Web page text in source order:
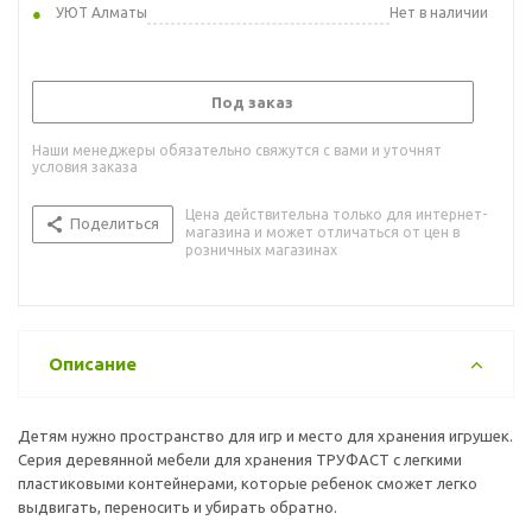
УЮТ Алматы
Нет в наличии
Под заказ
Наши менеджеры обязательно свяжутся с вами и уточнят
условия заказа
Поделиться
Цена действительна только для интернет-
магазина и может отличаться от цен в
розничных магазинах
Описание
Детям нужно пространство для игр и место для хранения игрушек.
Серия деревянной мебели для хранения ТРУФАСТ с легкими
пластиковыми контейнерами, которые ребенок сможет легко
выдвигать, переносить и убирать обратно.